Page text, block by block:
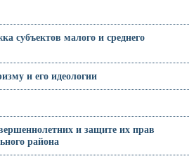
субъектов малого и среднего
и его идеологии
и защите их прав
района